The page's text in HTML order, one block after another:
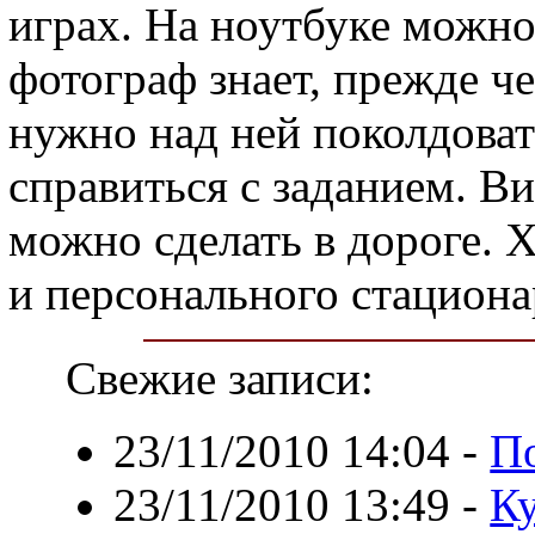
играх. На ноутбуке
фотограф знает, прежде
нужно над ней
справиться с заданием.
можно сделать в дороге.
и персонального
Свежие записи:
23/11/2010 14:04 -
23/11/2010 13:49 -